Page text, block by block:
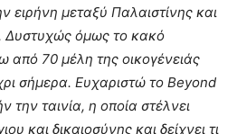
ειρήνη μεταξύ Παλαιστίνης και
Δυστυχώς όμως το κακό
70 μέλη της οικογένειάς
σήμερα. Ευχαριστώ το Beyond
την ταινία, η οποία στέλνει
και δικαιοσύνης και δείχνει τι